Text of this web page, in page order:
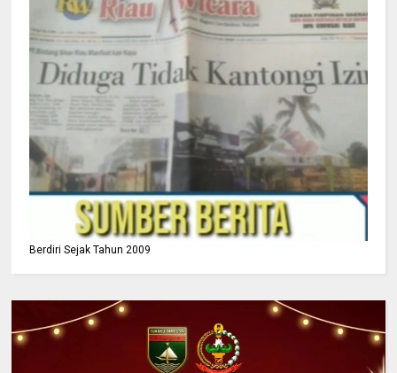
Berdiri Sejak Tahun 2009